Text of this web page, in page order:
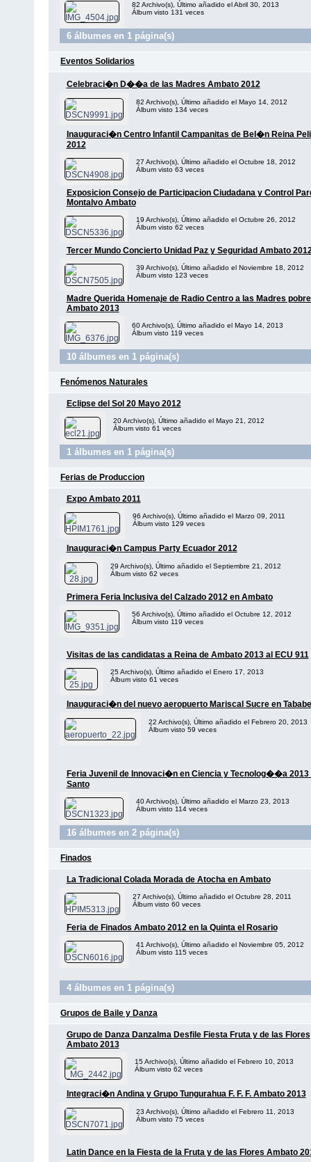
82 Archivo(s), Último añadido el Abril 30, 2013
Álbum visto 131 veces
6 álbumes en 1 página(s)
Eventos Solidarios
Celebraci�n D��a de las Madres Ambato 2012
82 Archivo(s), Último añadido el Mayo 14, 2012
Álbum visto 134 veces
Inauguraci�n Centro Infantil Campanitas de Bel�n Reina
2012
27 Archivo(s), Último añadido el Octubre 18, 2012
Álbum visto 63 veces
Exposicion Consejo de Participacion Ciudadana y Control
Montalvo Ambato
19 Archivo(s), Último añadido el Octubre 26, 2012
Álbum visto 62 veces
Tercer Mundo Concierto Unidad Paz y Seguridad Ambato
39 Archivo(s), Último añadido el Noviembre 18, 2012
Álbum visto 123 veces
Madre Querida Homenaje de Radio Centro a las Madres
Ambato 2013
60 Archivo(s), Último añadido el Mayo 14, 2013
Álbum visto 119 veces
10 álbumes en 1 página(s)
Fenómenos Naturales
Eclipse del Sol 20 Mayo 2012
20 Archivo(s), Último añadido el Mayo 21, 2012
Álbum visto 61 veces
1 álbumes en 1 página(s)
Ferias de Produccion
Expo Ambato 2011
96 Archivo(s), Último añadido el Marzo 09, 2011
Álbum visto 129 veces
Inauguraci�n Campus Party Ecuador 2012
29 Archivo(s), Último añadido el Septiembre 21, 2012
Álbum visto 62 veces
Primera Feria Inclusiva del Calzado 2012 en Ambato
56 Archivo(s), Último añadido el Octubre 12, 2012
Álbum visto 119 veces
Visitas de las candidatas a Reina de Ambato 2013 al ECU 911
25 Archivo(s), Último añadido el Enero 17, 2013
Álbum visto 61 veces
Inauguraci�n del nuevo aeropuerto Mariscal Sucre en
22 Archivo(s), Último añadido el Febrero 20, 2013
Álbum visto 59 veces
Feria Juvenil de Innovaci�n en Ciencia y Tecnolog��a 2013
Santo
40 Archivo(s), Último añadido el Marzo 23, 2013
Álbum visto 114 veces
16 álbumes en 2 página(s)
Finados
La Tradicional Colada Morada de Atocha en Ambato
27 Archivo(s), Último añadido el Octubre 28, 2011
Álbum visto 60 veces
Feria de Finados Ambato 2012 en la Quinta el Rosario
41 Archivo(s), Último añadido el Noviembre 05, 2012
Álbum visto 115 veces
4 álbumes en 1 página(s)
Grupos de Baile y Danza
Grupo de Danza Danzalma Desfile Fiesta Fruta y de las Flores
Ambato 2013
15 Archivo(s), Último añadido el Febrero 10, 2013
Álbum visto 62 veces
Integraci�n Andina y Grupo Tungurahua F. F. F. Ambato 2013
23 Archivo(s), Último añadido el Febrero 11, 2013
Álbum visto 75 veces
Latin Dance en la Fiesta de la Fruta y de las Flores Ambato